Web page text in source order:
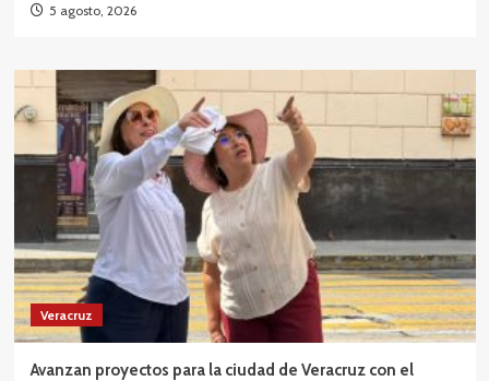
5 agosto, 2026
Veracruz
Avanzan proyectos para la ciudad de Veracruz con el